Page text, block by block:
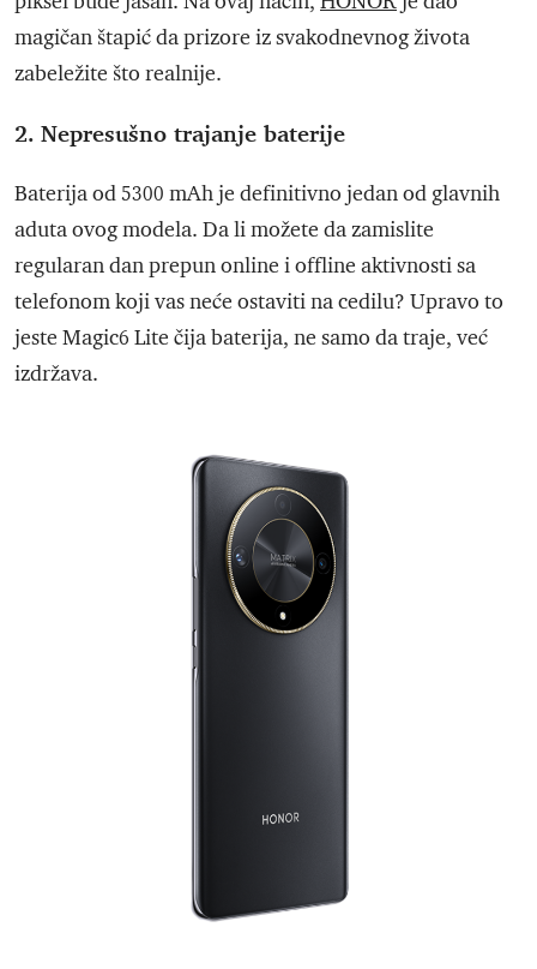
magičan štapić da prizore iz svakodnevnog života
zabeležite što realnije.
2. Nepresušno trajanje baterije
Baterija od 5300 mAh je definitivno jedan od glavnih
aduta ovog modela. Da li možete da zamislite
regularan dan prepun online i offline aktivnosti sa
telefonom koji vas neće ostaviti na cedilu? Upravo to
jeste Magic6 Lite čija baterija, ne samo da traje, već
izdržava.